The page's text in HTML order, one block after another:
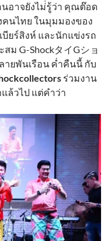
อาจยังไม่่รู้ว่า คุณต๊อด
คนไทย ในมุมมองของ
ยร์สิงห์ และนักแข่งรถ
G-ShockタイGショ
ายพันเรือน ค่ำคืนนี้ กับ
ร่วมงาน
ล้วไป แต่คำว่า